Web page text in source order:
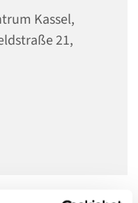
Kassel,
21,